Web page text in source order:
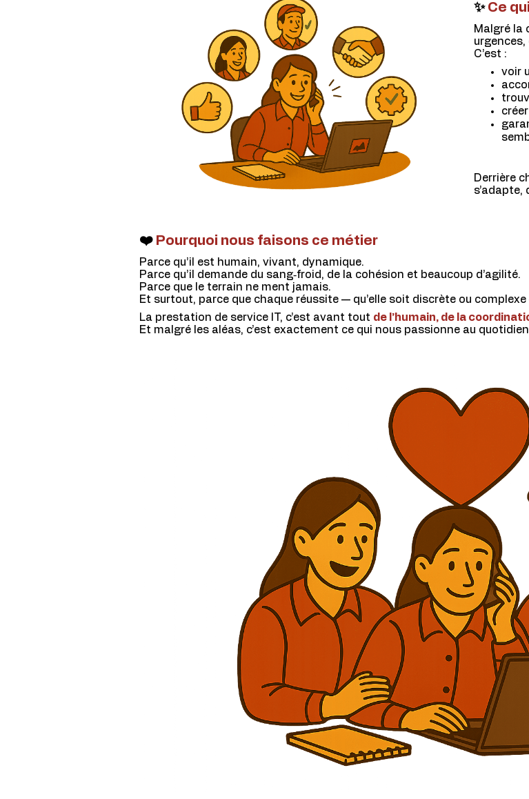
✨Ce
Malgré la
urgences,
C’est :
voir
Derrière
s’adapte,
❤️ Pourquoi nous faisons ce métier
Parce qu’il est humain, vivant, dynamique.
Parce qu’il demande du sang‑froid, de la cohésion et beaucoup d’agilité.
Parce que le terrain ne ment jamais.
Et surtout, parce que chaque réussite — qu’elle soit discrète ou
La prestation de service IT, c’est avant tout de l’humain, de la
Et malgré les aléas, c’est exactement ce qui nous passionne au